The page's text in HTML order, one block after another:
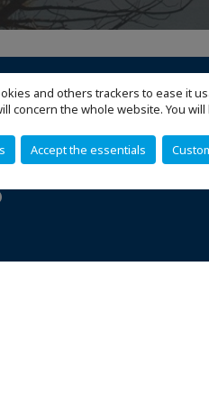
and others trackers to ease it
concern the whole website. You
Accept the essentials
11180 JORDAN